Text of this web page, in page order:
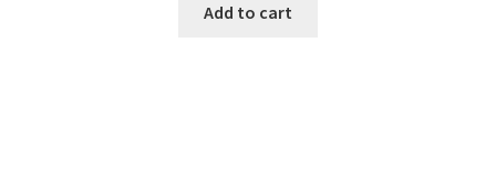
Add to cart